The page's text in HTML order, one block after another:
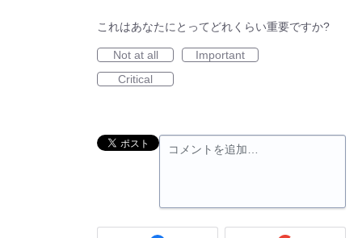
これはあなたにとってどれくらい重要ですか?
Not at all
Important
Critical
コメントを追加…